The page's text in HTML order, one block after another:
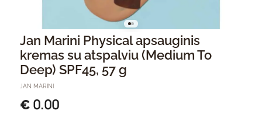
Jan Marini Physical apsauginis
kremas su atspalviu (Medium To
Deep) SPF45, 57 g
JAN MARINI
€ 0.00